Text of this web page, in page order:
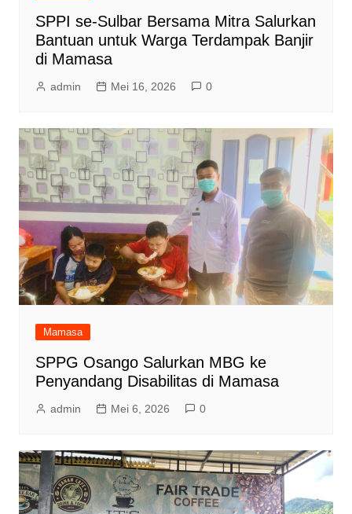
SPPI se-Sulbar Bersama Mitra Salurkan
Bantuan untuk Warga Terdampak Banjir
di Mamasa
admin Mei 16, 2026 0
Mamasa
SPPG Osango Salurkan MBG ke
Penyandang Disabilitas di Mamasa
admin Mei 6, 2026 0